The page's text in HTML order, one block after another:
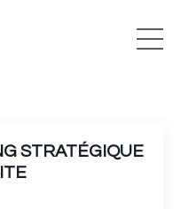
STRATÉGIQUE